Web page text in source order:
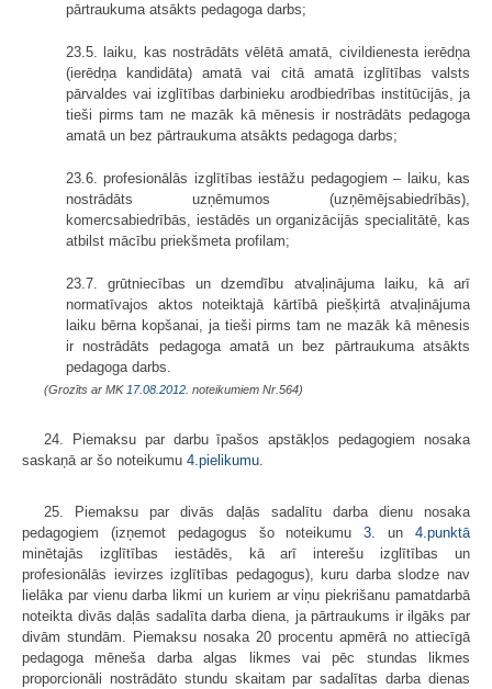
pārtraukuma atsākts pedagoga darbs;
23.5. laiku, kas nostrādāts vēlētā amatā, civildienesta ierēdņa
(ierēdņa kandidāta) amatā vai citā amatā izglītības valsts
pārvaldes vai izglītības darbinieku arodbiedrības institūcijās, ja
tieši pirms tam ne mazāk kā mēnesis ir nostrādāts pedagoga
amatā un bez pārtraukuma atsākts pedagoga darbs;
23.6. profesionālās izglītības iestāžu pedagogiem – laiku, kas
nostrādāts uzņēmumos (uzņēmējsabiedrībās),
komercsabiedrībās, iestādēs un organizācijās specialitātē, kas
atbilst mācību priekšmeta profilam;
23.7. grūtniecības un dzemdību atvaļinājuma laiku, kā arī
normatīvajos aktos noteiktajā kārtībā piešķirtā atvaļinājuma
laiku bērna kopšanai, ja tieši pirms tam ne mazāk kā mēnesis
ir nostrādāts pedagoga amatā un bez pārtraukuma atsākts
pedagoga darbs.
(Grozīts ar MK 17.08.2012. noteikumiem Nr.564)
24. Piemaksu par darbu īpašos apstākļos pedagogiem nosaka
saskaņā ar šo noteikumu 4.pielikumu.
25. Piemaksu par divās daļās sadalītu darba dienu nosaka
pedagogiem (izņemot pedagogus šo noteikumu3.un4.punktā
minētajās izglītības iestādēs, kā arī interešu izglītības un
profesionālās ievirzes izglītības pedagogus), kuru darba slodze nav
lielāka par vienu darba likmi un kuriem ar viņu piekrišanu pamatdarbā
noteikta divās daļās sadalīta darba diena, ja pārtraukums ir ilgāks par
divām stundām. Piemaksu nosaka 20 procentu apmērā no attiecīgā
pedagoga mēneša darba algas likmes vai pēc stundas likmes
proporcionāli nostrādāto stundu skaitam par sadalītas darba dienas